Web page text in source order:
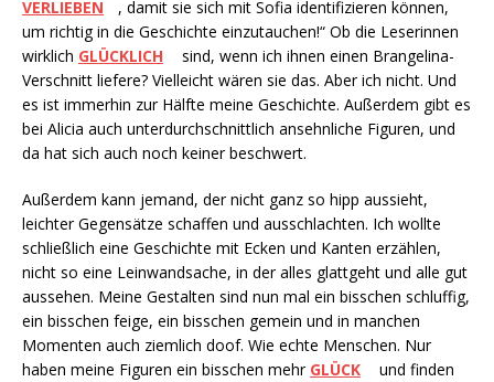
VERLIEBEN
, damit sie sich mit Sofia identifizieren können,
um richtig in die Geschichte einzutauchen!“ Ob die Leserinnen
wirklich GLÜCKLICH
sind, wenn ich ihnen einen Brangelina-
Verschnitt liefere? Vielleicht wären sie das. Aber ich nicht. Und
es ist immerhin zur Hälfte meine Geschichte. Außerdem gibt es
bei Alicia auch unterdurchschnittlich ansehnliche Figuren, und
da hat sich auch noch keiner beschwert.
Außerdem kann jemand, der nicht ganz so hipp aussieht,
leichter Gegensätze schaffen und ausschlachten. Ich wollte
schließlich eine Geschichte mit Ecken und Kanten erzählen,
nicht so eine Leinwandsache, in der alles glattgeht und alle gut
aussehen. Meine Gestalten sind nun mal ein bisschen schluffig,
ein bisschen feige, ein bisschen gemein und in manchen
Momenten auch ziemlich doof. Wie echte Menschen. Nur
haben meine Figuren ein bisschen mehr GLÜCK
und finden